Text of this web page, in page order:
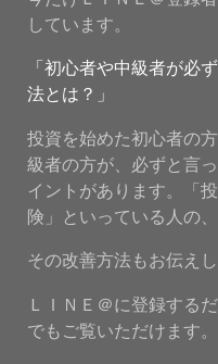
しています。
「初心者や中級者が
法とは？」
投資を始めた初心者の
級者の方が、必ずと言
イントがあります。「
険」といっている人の
その改善方法もお伝えし
ＬＩＮＥ＠に登録する
でもご覧いただけます。